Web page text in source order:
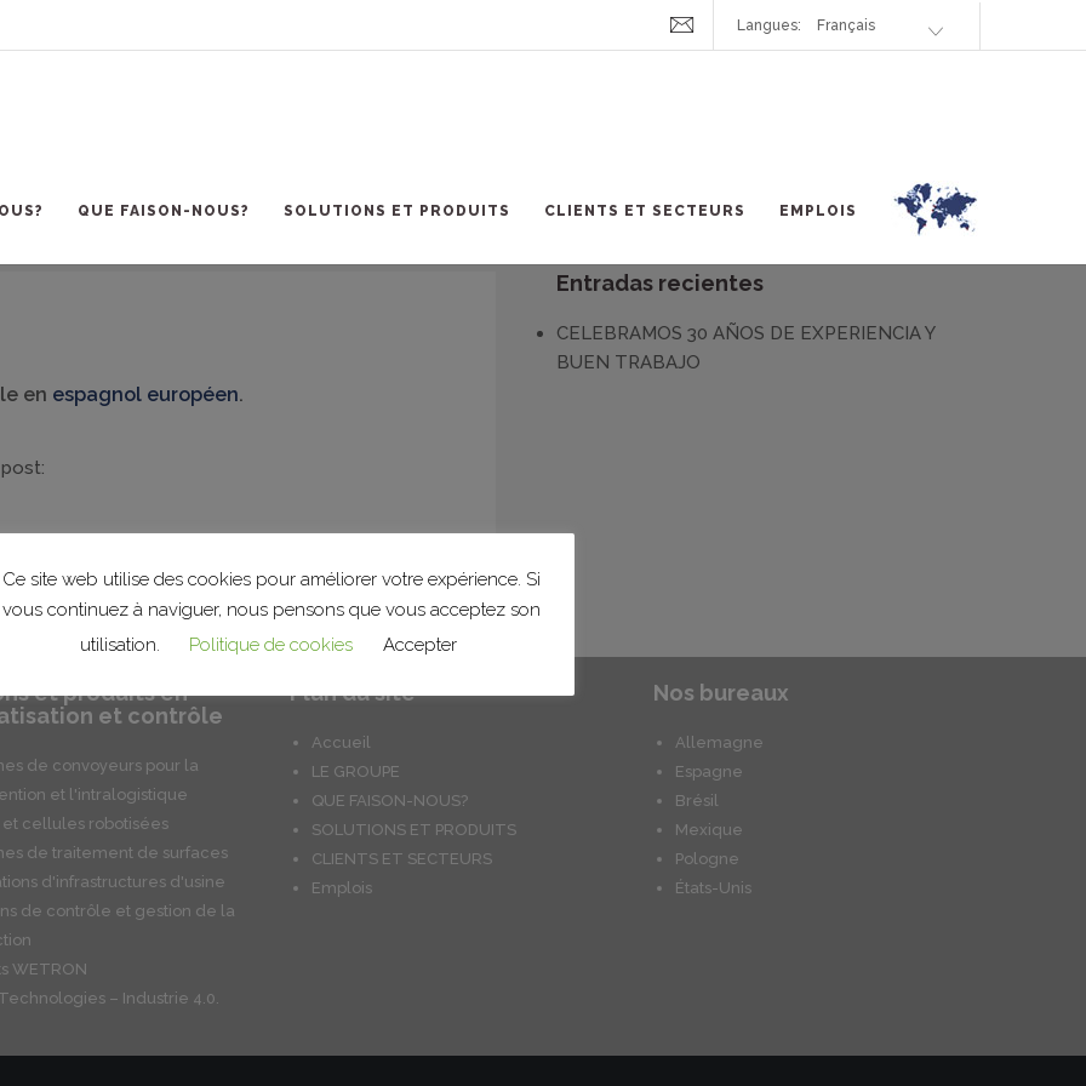
Langues:
QUE FAISON-NOUS? SOLUTIONS ET PRODUITS CLIENTS ET SECTEURS EMPLOIS
en espagnol européen.
Entradas recientes
CELEBRAMOS 30 AÑOS DE EXPERIENCIA Y
BUEN TRABAJO
et produits en
et contrôle
de convoyeurs pour la
et l'intralogistique
et cellules robotisées
de traitement de surfaces
d'infrastructures d'usine
de contrôle et gestion de la
WETRON
– Industrie 4.0.
Plan du site
Accueil
LE GROUPE
QUE FAISON-NOUS?
SOLUTIONS ET PRODUITS
CLIENTS ET SECTEURS
Emplois
Nos bureaux
Allemagne
Espagne
Brésil
Mexique
Pologne
États-Unis
Ce site web utilise des cookies pour améliorer votre expérience. Si
vous continuez à naviguer, nous pensons que vous acceptez son
utilisation.
Politique de cookies Accepter